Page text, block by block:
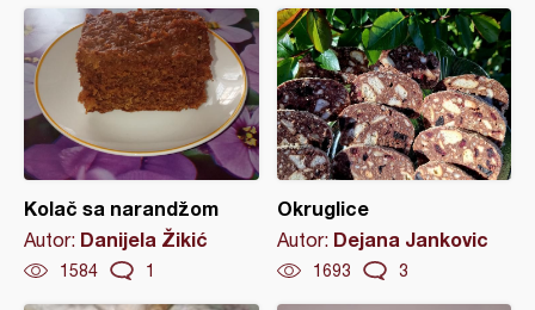
Kolač sa narandžom
Autor: Danijela Žikić
1584 1
Okruglice
Autor: Dejana Jankovic
1693 3